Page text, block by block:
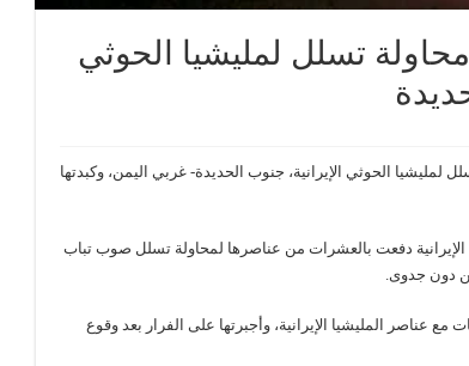
تسلل لمليشيا الحوثي
الحوثي الإيرانية، جنوب الحديدة- غربي اليمن، وكبدتها
الإيرانية دفعت بالعشرات من عناصرها لمحاولة تسلل صوب تباب
دون جدوى.
عناصر المليشيا الإيرانية، وأجبرتها على الفرار بعد وقوع